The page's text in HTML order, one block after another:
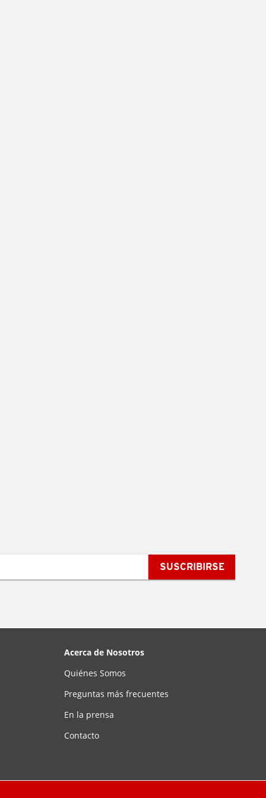
SUSCRIBIRSE
Acerca de Nosotros
Quiénes Somos
Preguntas más frecuentes
En la prensa
Contacto